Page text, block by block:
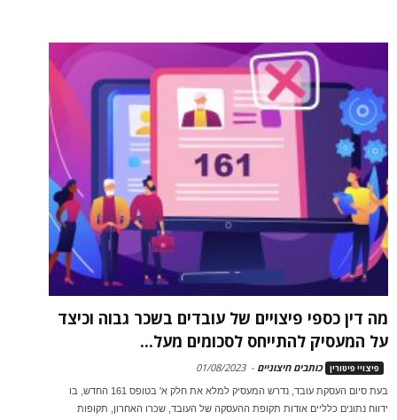
מה דין כספי פיצויים של עובדים בשכר גבוה וכיצד
על המעסיק להתייחס לסכומים מעל...
פיצויי פיטורין כותבים חיצוניים -
01/08/2023
בעת סיום העסקת עובד, נדרש המעסיק למלא את חלק א' בטופס 161 החדש, בו
ידווח נתונים כלליים אודות תקופת ההעסקה של העובד, שכרו האחרון, תקופות